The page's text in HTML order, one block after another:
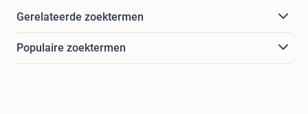
Gerelateerde zoektermen
Populaire zoektermen